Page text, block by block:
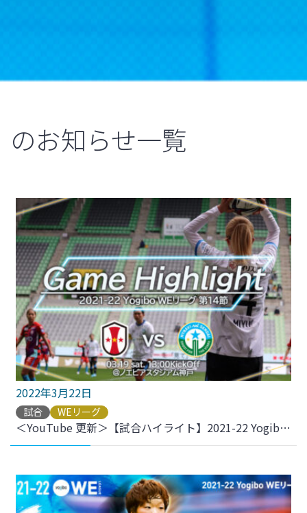
のお知らせ一覧
2022年3月22日
試合 WEリーグ
＜YouTube 更新＞【試合ハイライト】2021-22 YogiboWEリーグ 第14節 vs.INAC神戸レオネッサ をアップしました